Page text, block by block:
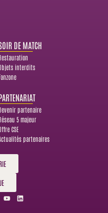
DE MATCH
interdits
partenaire
5 majeur
CSE
partenaires
Y
o
L
i